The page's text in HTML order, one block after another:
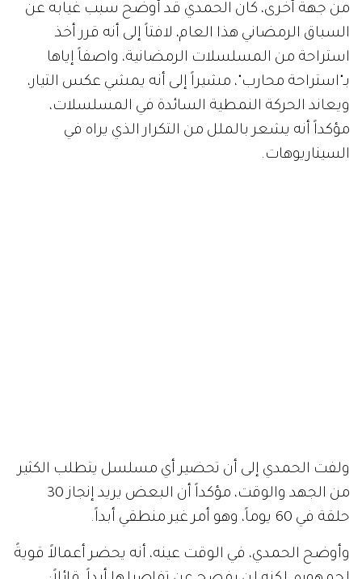
من جهة أخرى، كان الحمدي قد أوضح سبب غيابه عن
السباق الرمضاني هذا العام، لافتاً إلى أنه قرر أخذ
استراحة من المسلسلات الرمضانية، واصفاً إياها
بـ"استراحة محارب"، مشيراً إلى أنه يمشي عكس التيار،
ويعاند الحركة النمطية السائدة في المسلسلات،
مؤكداً أنه يشعر بالملل من التكرار الذي يراه في
السيناريوهات.
ولفت الحمدي إلى أن تحضير أي مسلسل يتطلب الكثير
من الجهد والوقت، مؤكداً أن البعض يريد إنجاز 30
حلقة في 60 يوماً، وهو أمر غير منطقي أبداً.
وأوضح الحمدي، في الوقت عينه، أنه يحضر أعمالاً قويةً